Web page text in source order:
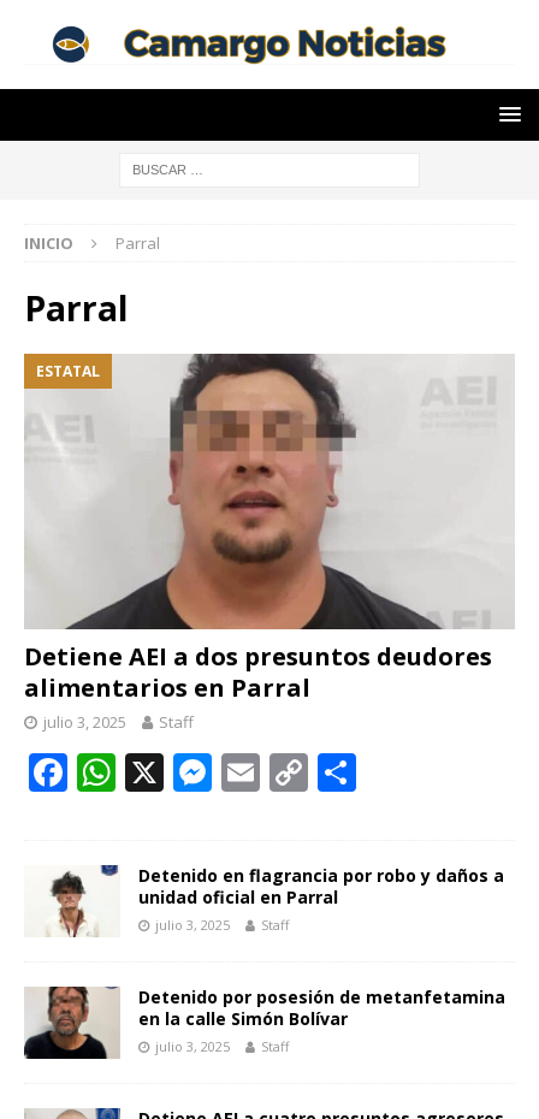
INICIO Parral
Parral
ESTATAL
Detiene AEI a dos presuntos deudores
alimentarios en Parral
julio 3, 2025 Staff
F
b
o
k
W
s
A
p
X M
e
n
er
E
l
C
y
k
p
r
Detenido en flagrancia por robo y daños a
unidad oficial en Parral
julio 3, 2025 Staff
Detenido por posesión de metanfetamina
en la calle Simón Bolívar
julio 3, 2025 Staff